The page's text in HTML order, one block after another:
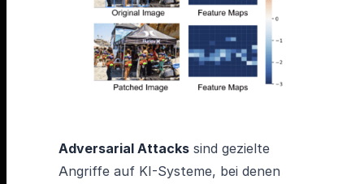
Adversarial Attacks sind gezielte
Angriffe auf KI-Systeme, bei denen